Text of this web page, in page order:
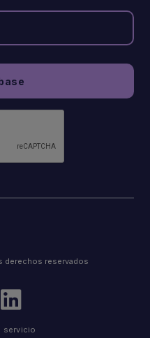
derechos reservados
servicio